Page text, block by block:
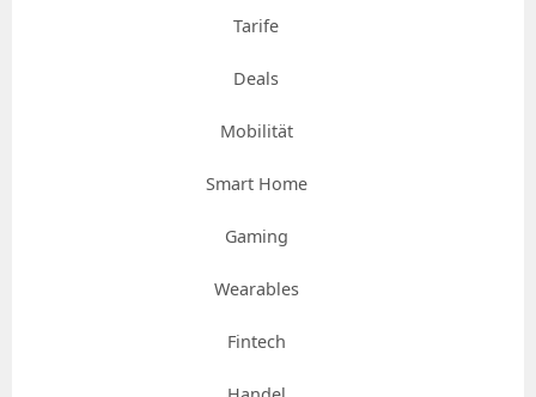
Tarife
Deals
Mobilität
Smart Home
Gaming
Wearables
Fintech